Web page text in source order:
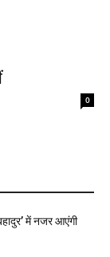
0
में नजर आएंगी